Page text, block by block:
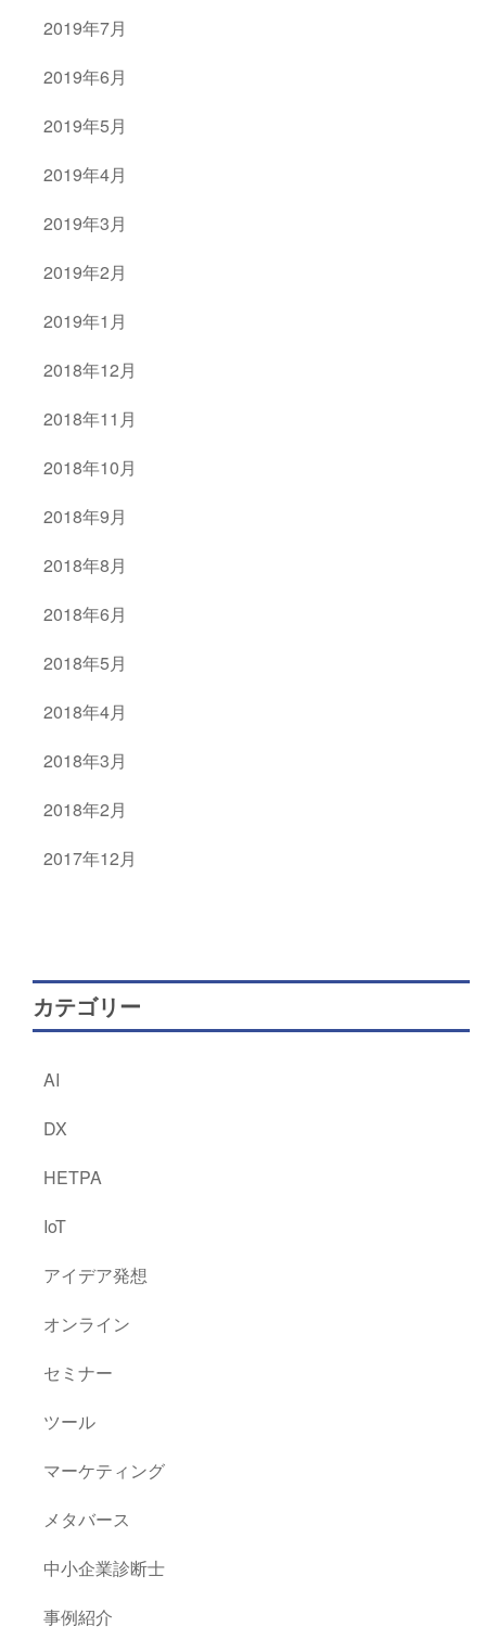
2019年7月
2019年6月
2019年5月
2019年4月
2019年3月
2019年2月
2019年1月
2018年12月
2018年11月
2018年10月
2018年9月
2018年8月
2018年6月
2018年5月
2018年4月
2018年3月
2018年2月
2017年12月
カテゴリー
AI
DX
HETPA
IoT
アイデア発想
オンライン
セミナー
ツール
マーケティング
メタバース
中小企業診断士
事例紹介